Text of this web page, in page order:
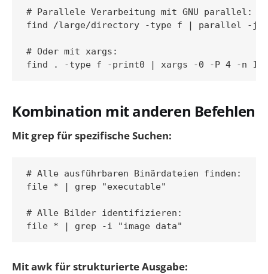
# Parallele Verarbeitung mit GNU parallel:
find /large/directory -type f | parallel -
# Oder mit xargs:
Kombination mit anderen Befehlen
Mit grep für spezifische Suchen:
# Alle ausführbaren Binärdateien finden:
file * | grep "executable"
# Alle Bilder identifizieren:
Mit awk für strukturierte Ausgabe: